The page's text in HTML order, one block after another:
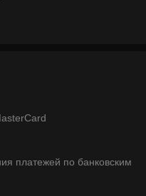
платежей по банковским